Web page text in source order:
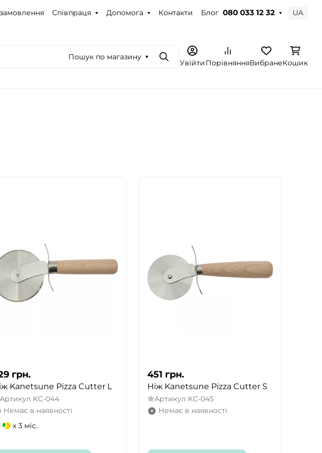
Співпраця Допомога Контакти Блог 080 033 12 32 UA
Пошук по магазину
ПошукУвійтиПорівнянняВибранеКошик
грн.
Kanetsune Pizza Cutter L
KC-044
Немає в наявності
x 3 міс.
451 грн.
Ніж Kanetsune Pizza Cutter S
Артикул KC-045
Немає в наявності